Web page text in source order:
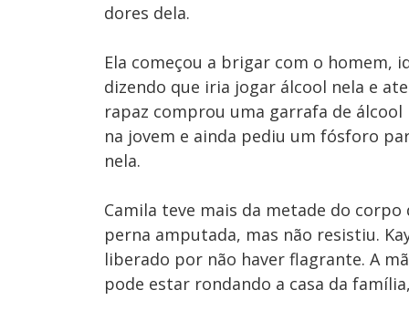
dores dela.
Ela começou a brigar com o homem,
dizendo que iria jogar álcool nela e
rapaz comprou uma garrafa de
na jovem e ainda pediu um fósforo
nela.
Camila teve mais da metade do
perna amputada, mas não resistiu.
liberado por não haver flagrante. A
pode estar rondando a casa da